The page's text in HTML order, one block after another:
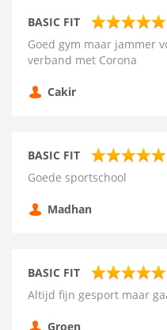
BASIC FIT
Goed gym maar jammer
verband met Corona
Cakir
BASIC FIT
Goede sportschool
Madhan
BASIC FIT
Altijd fijn gesport maar
Groen